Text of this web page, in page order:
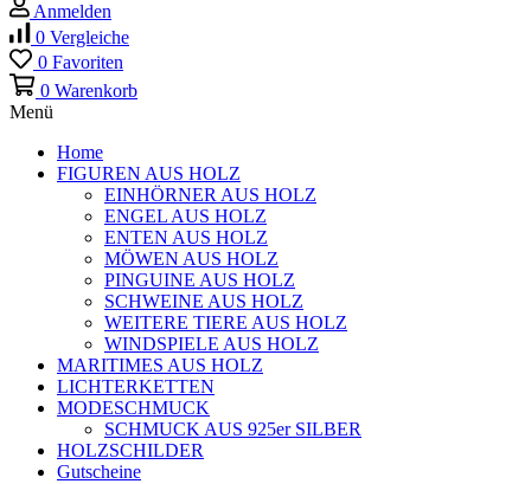
Anmelden
0 Vergleiche
0 Favoriten
0 Warenkorb
Menü
Home
FIGUREN AUS HOLZ
EINHÖRNER AUS HOLZ
ENGEL AUS HOLZ
ENTEN AUS HOLZ
MÖWEN AUS HOLZ
PINGUINE AUS HOLZ
SCHWEINE AUS HOLZ
WEITERE TIERE AUS HOLZ
WINDSPIELE AUS HOLZ
MARITIMES AUS HOLZ
LICHTERKETTEN
MODESCHMUCK
SCHMUCK AUS 925er SILBER
HOLZSCHILDER
Gutscheine